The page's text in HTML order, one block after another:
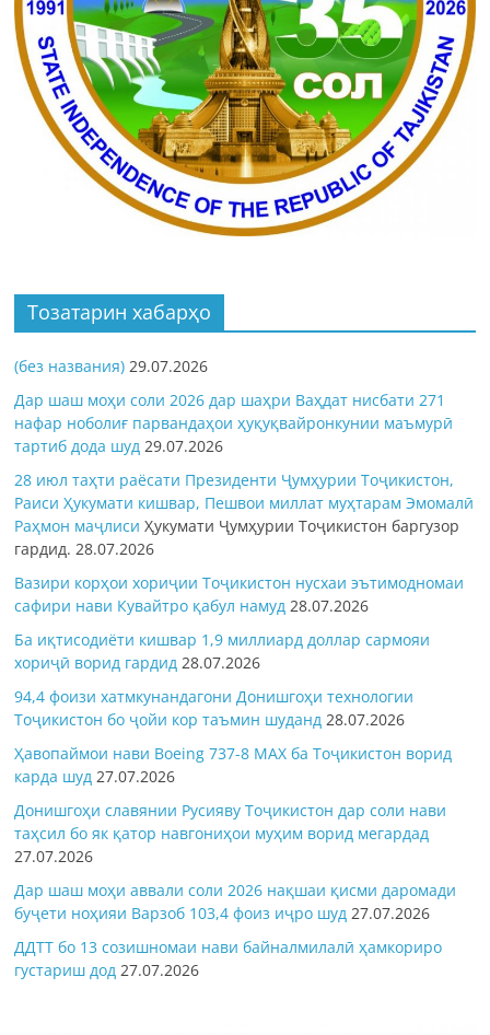
Тозатарин хабарҳо
(без названия) 29.07.2026
Дар шаш моҳи соли 2026 дар шаҳри Ваҳдат нисбати 271
нафар ноболиғ парвандаҳои ҳуқуқвайронкунии маъмурӣ
тартиб дода шуд 29.07.2026
28 июл таҳти раёсати Президенти Ҷумҳурии Тоҷикистон,
Раиси Ҳукумати кишвар, Пешвои миллат муҳтарам Эмомалӣ
Раҳмон маҷлисиҲукумати Ҷумҳурии Тоҷикистон баргузор
гардид.28.07.2026
Вазири корҳои хориҷии Тоҷикистон нусхаи эътимодномаи
сафири нави Кувайтро қабул намуд 28.07.2026
Ба иқтисодиёти кишвар 1,9 миллиард доллар сармояи
хориҷӣ ворид гардид 28.07.2026
94,4 фоизи хатмкунандагони Донишгоҳи технологии
Тоҷикистон бо ҷойи кор таъмин шуданд 28.07.2026
Ҳавопаймои нави Boeing 737-8 MAX ба Тоҷикистон ворид
карда шуд 27.07.2026
Донишгоҳи славянии Русияву Тоҷикистон дар соли нави
таҳсил бо як қатор навгониҳои муҳим ворид мегардад
27.07.2026
Дар шаш моҳи аввали соли 2026 нақшаи қисми даромади
буҷети ноҳияи Варзоб 103,4 фоиз иҷро шуд 27.07.2026
ДДТТ бо 13 созишномаи нави байналмилалӣ ҳамкориро
густариш дод 27.07.2026